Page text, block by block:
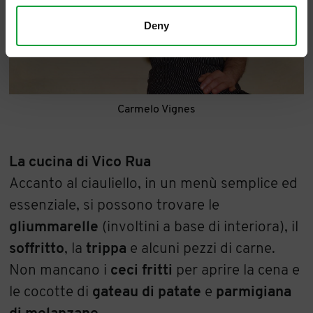
Deny
Carmelo Vignes
La cucina di Vico Rua
Accanto al ciauliello, in un menù semplice ed
essenziale, si possono trovare le
gliummarelle (involtini a base di interiora), il
soffritto, latrippa e alcuni pezzi di carne.
Non mancano i ceci fritti per aprire la cena e
le cocotte di gateau di patate e parmigiana